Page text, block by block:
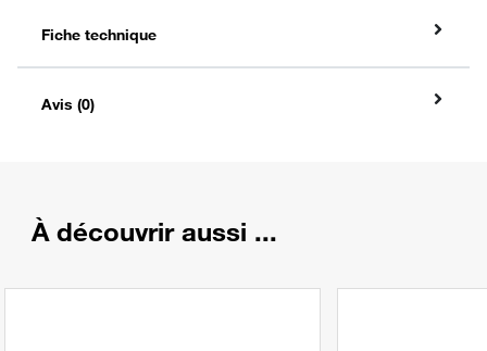
Fiche technique
Avis (0)
À découvrir aussi ...